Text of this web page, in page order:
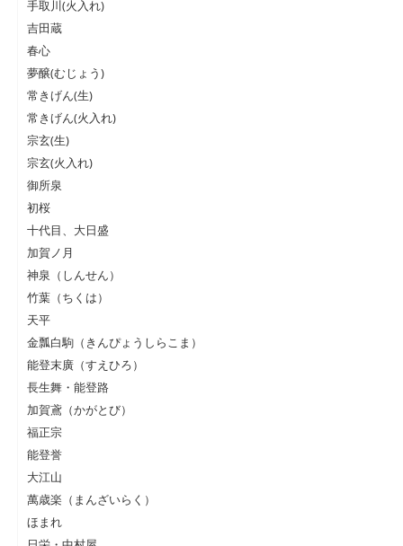
手取川(火入れ)
吉田蔵
春心
夢醸(むじょう)
常きげん(生)
常きげん(火入れ)
宗玄(生)
宗玄(火入れ)
御所泉
初桜
十代目、大日盛
加賀ノ月
神泉（しんせん）
竹葉（ちくは）
天平
金瓢白駒（きんぴょうしらこま）
能登末廣（すえひろ）
長生舞・能登路
加賀鳶（かがとび）
福正宗
能登誉
大江山
萬歳楽（まんざいらく）
ほまれ